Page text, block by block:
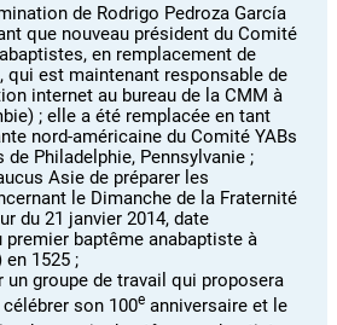
de Rodrigo Pedroza García
que nouveau président du Comité
en remplacement de
qui est maintenant responsable de
internet au bureau de la CMM à
; elle a été remplacée en tant
nord-américaine du Comité YABs
de Philadelphie, Pennsylvanie ;
Asie de préparer les
le Dimanche de la Fraternité
du 21 janvier 2014, date
premier baptême anabaptiste à
1525 ;
un groupe de travail qui proposera
son 100e anniversaire et le